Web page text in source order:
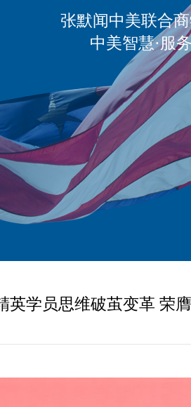
张默闻中美联合
中美智慧·服
英学员思维破茧变革 荣